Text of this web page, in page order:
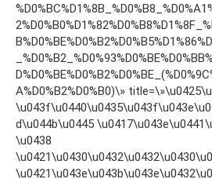
A%D0%B2%D0%B0)\»
d\u044b\u0445
\u0438